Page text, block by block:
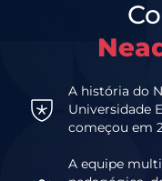
A história do
Universidade
começou em
A equipe